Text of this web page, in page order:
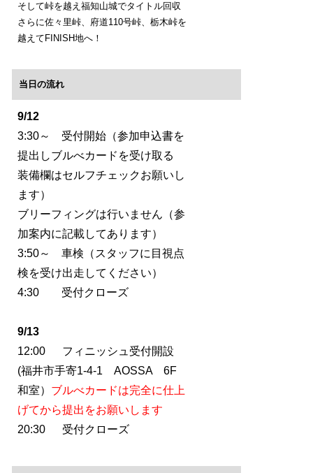
そして峠を越え福知山城でタイトル回収
さらに佐々里峠、府道110号峠、栃木峠を
越えてFINISH地へ！
当日の流れ
9/12
3:30～ 受付開始（参加申込書を
提出しブルべカードを受け取る
装備欄はセルフチェックお願いし
ます）
ブリーフィングは行いません（参
加案内に記載してあります）
3:50～ 車検（スタッフに目視点
検を受け出走してください）
4:30 受付クローズ
9/13
12:00 フィニッシュ受付開設
(福井市手寄1-4-1 AOSSA 6F
和室） ブルべカードは完全に仕上
げてから提出をお願いします
20:30 受付クローズ